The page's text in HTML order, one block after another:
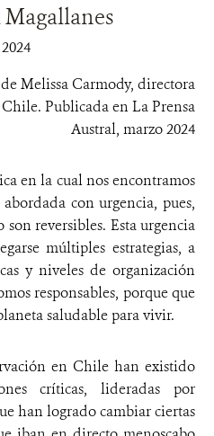
Melissa Carmody, directora
Publicada en La Prensa
Austral, marzo 2024
en la cual nos encontramos
con urgencia, pues,
son reversibles. Esta urgencia
múltiples estrategias, a
y niveles de organización
responsables, porque que
saludable para vivir.
en Chile han existido
críticas, lideradas por
han logrado cambiar ciertas